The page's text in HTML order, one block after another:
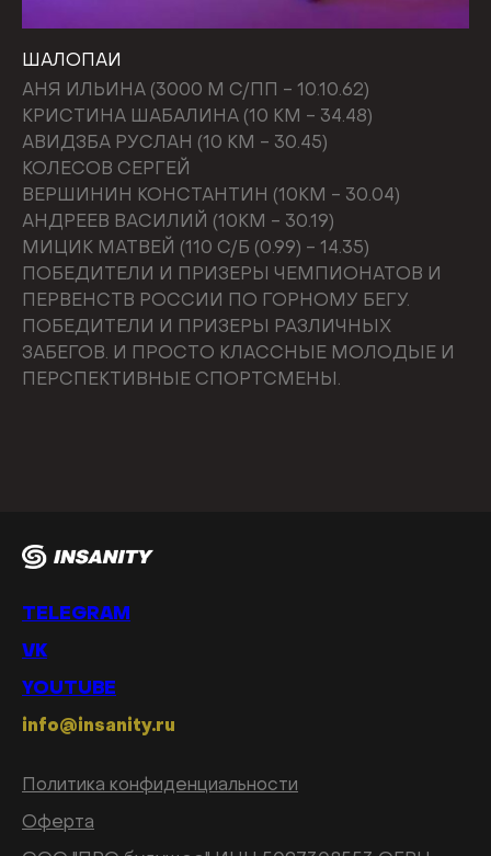
ШАЛОПАИ
АНЯ ИЛЬИНА (3000 М С/ПП - 10.10.62)
КРИСТИНА ШАБАЛИНА (10 КМ - 34.48)
АВИДЗБА РУСЛАН (10 КМ - 30.45)
КОЛЕСОВ СЕРГЕЙ
ВЕРШИНИН КОНСТАНТИН (10КМ - 30.04)
АНДРЕЕВ ВАСИЛИЙ (10КМ - 30.19)
МИЦИК МАТВЕЙ (110 С/Б (0.99) - 14.35)
ПОБЕДИТЕЛИ И ПРИЗЕРЫ ЧЕМПИОНАТОВ И
ПЕРВЕНСТВ РОССИИ ПО ГОРНОМУ БЕГУ.
ПОБЕДИТЕЛИ И ПРИЗЕРЫ РАЗЛИЧНЫХ
ЗАБЕГОВ. И ПРОСТО КЛАССНЫЕ МОЛОДЫЕ И
ПЕРСПЕКТИВНЫЕ СПОРТСМЕНЫ.
TELEGRAM
VK
YOUTUBE
info@insanity.ru
Политика конфиденциальности
Оферта